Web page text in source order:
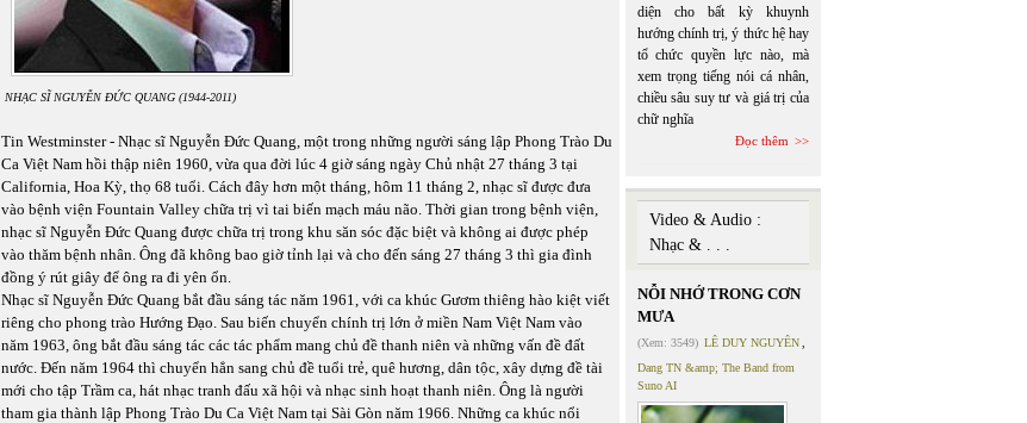
NHẠC SĨ NGUYỄN ĐỨC QUANG (1944-2011)
Tin Westminster - Nhạc sĩ Nguyễn Đức Quang, một trong những người sáng lập Phong Trào Du
Ca Việt Nam hồi thập niên 1960, vừa qua đời lúc 4 giờ sáng ngày Chủ nhật 27 tháng 3 tại
California, Hoa Kỳ, thọ 68 tuổi. Cách đây hơn một tháng, hôm 11 tháng 2, nhạc sĩ được đưa
vào bệnh viện Fountain Valley chữa trị vì tai biến mạch máu não. Thời gian trong bệnh viện,
nhạc sĩ Nguyễn Đức Quang được chữa trị trong khu săn sóc đặc biệt và không ai được phép
vào thăm bệnh nhân. Ông đã không bao giờ tỉnh lại và cho đến sáng 27 tháng 3 thì gia đình
đồng ý rút giây để ông ra đi yên ổn.
Nhạc sĩ Nguyễn Đức Quang bắt đầu sáng tác năm 1961, với ca khúc Gươm thiêng hào kiệt viết
riêng cho phong trào Hướng Đạo. Sau biến chuyển chính trị lớn ở miền Nam Việt Nam vào
năm 1963, ông bắt đầu sáng tác các tác phẩm mang chủ đề thanh niên và những vấn đề đất
nước. Đến năm 1964 thì chuyển hẳn sang chủ đề tuổi trẻ, quê hương, dân tộc, xây dựng đề tài
mới cho tập Trầm ca, hát nhạc tranh đấu xã hội và nhạc sinh hoạt thanh niên. Ông là người
tham gia thành lập Phong Trào Du Ca Việt Nam tại Sài Gòn năm 1966. Những ca khúc nổi
diện cho bất kỳ khuynh
hướng chính trị, ý thức hệ hay
tổ chức quyền lực nào, mà
xem trọng tiếng nói cá nhân,
chiều sâu suy tư và giá trị của
chữ nghĩa
Đọc thêm
Video & Audio :
Nhạc & . . .
NỖI NHỚ TRONG CƠN
MƯA
(Xem: 3549) LÊ DUY NGUYÊN
Dang TN &amp; The Band from
Suno AI